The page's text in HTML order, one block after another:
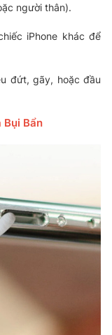
người thân).
iPhone khác để
đứt, gãy, hoặc đầu
Bụi Bẩn